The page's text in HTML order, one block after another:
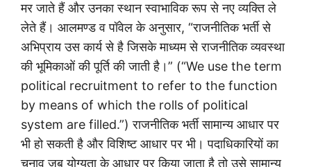
मर जाते हैं और उनका स्थान स्वाभाविक रूप से नए व्यक्ति ले
लेते हैं। आलमण्ड व पॉवेल के अनुसार, “राजनीतिक भर्ती से
अभिप्राय उस कार्य से है जिसके माध्यम से राजनीतिक व्यवस्था
की भूमिकाओं की पूर्ति की जाती है।” (“We use the term
political recruitment to refer to the function
by means of which the rolls of political
system are filled.”) राजनीतिक भर्ती सामान्य आधार पर
भी हो सकती है और विशिष्ट आधार पर भी। पदाधिकारियों का
चुनाव जब योग्यता के आधार पर किया जाता है तो उसे सामान्य